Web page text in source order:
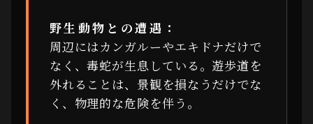
野生動物との遭遇：
周辺にはカンガルーやエキドナだけで
なく、毒蛇が生息している。遊歩道を
外れることは、景観を損なうだけでな
く、物理的な危険を伴う。